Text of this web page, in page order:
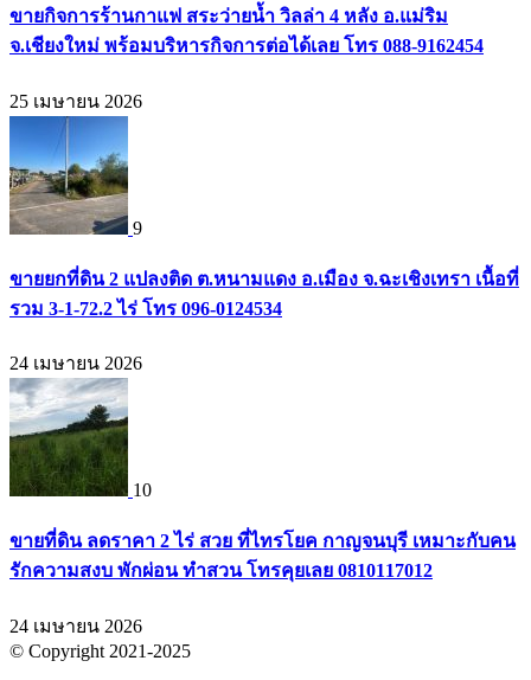
ขายกิจการร้านกาแฟ สระว่ายน้ำ วิลล่า 4 หลัง อ.แม่ริม
จ.เชียงใหม่ พร้อมบริหารกิจการต่อได้เลย โทร 088-9162454
25 เมษายน 2026
9
ขายยกที่ดิน 2 แปลงติด ต.หนามแดง อ.เมือง จ.ฉะเชิงเทรา เนื้อที่
รวม 3-1-72.2 ไร่ โทร 096-0124534
24 เมษายน 2026
10
ขายที่ดิน ลดราคา 2 ไร่ สวย ที่ไทรโยค กาญจนบุรี เหมาะกับคน
รักความสงบ พักผ่อน ทำสวน โทรคุยเลย 0810117012
24 เมษายน 2026
© Copyright 2021-2025